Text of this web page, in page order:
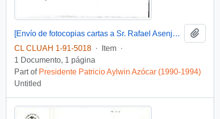
[Envío de fotocopias cartas a Sr. Rafael Asenjo Zegers Secretario Ejecutivo de comisión Nacional del Medio Ambiente]
CL CLUAH 1-91-5018 · Item ·
1 Documento, 1 página
Part of Presidente Patricio Aylwin Azócar (1990-1994)
Untitled